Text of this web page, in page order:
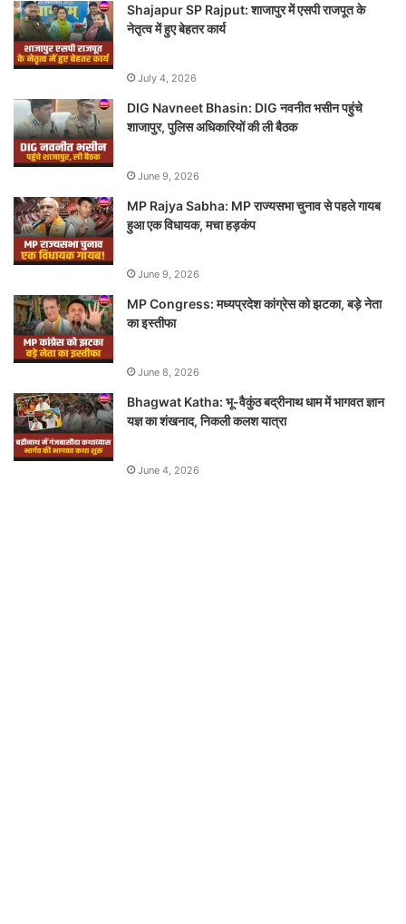
Shajapur SP Rajput: शाजापुर में एसपी राजपूत के
नेतृत्व में हुए बेहतर कार्य
July 4, 2026
DIG Navneet Bhasin: DIG नवनीत भसीन पहुंचे
शाजापुर, पुलिस अधिकारियों की ली बैठक
June 9, 2026
MP Rajya Sabha: MP राज्यसभा चुनाव से पहले गायब
हुआ एक विधायक, मचा हड़कंप
June 9, 2026
MP Congress: मध्यप्रदेश कांग्रेस को झटका, बड़े नेता
का इस्तीफा
June 8, 2026
Bhagwat Katha: भू-वैकुंठ बद्रीनाथ धाम में भागवत ज्ञान
यज्ञ का शंखनाद, निकली कलश यात्रा
June 4, 2026